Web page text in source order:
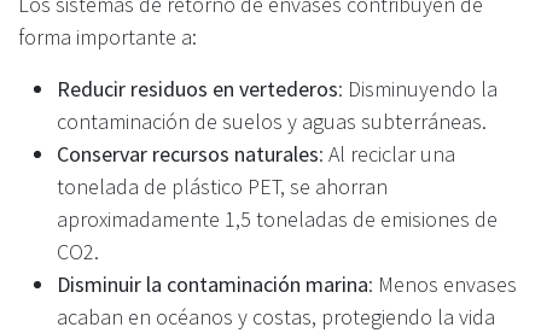
forma importante a:
Reducir residuos en vertederos: Disminuyendo la
contaminación de suelos y aguas subterráneas.
Conservar recursos naturales: Al reciclar una
tonelada de plástico PET, se ahorran
aproximadamente 1,5 toneladas de emisiones de
CO2.
Disminuir la contaminación marina: Menos envases
acaban en océanos y costas, protegiendo la vida